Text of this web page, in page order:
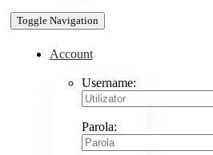
Toggle Navigation
Account
Username:
Parola: